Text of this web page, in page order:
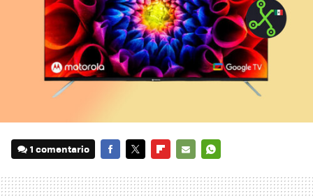
1 comentario
MAIL